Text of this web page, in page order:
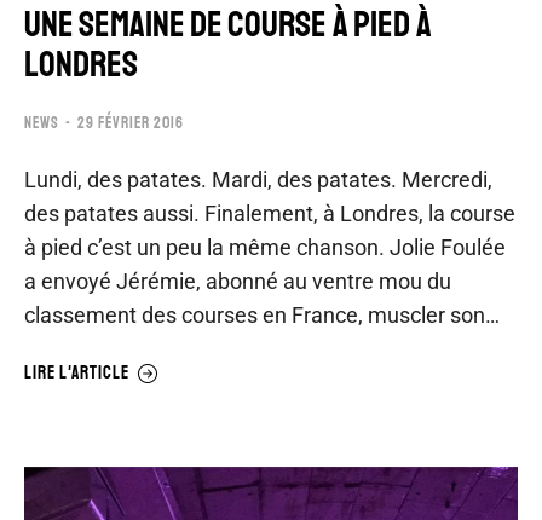
UNE SEMAINE DE COURSE À PIED À
LONDRES
NEWS 29 FÉVRIER 2016
Lundi, des patates. Mardi, des patates. Mercredi,
des patates aussi. Finalement, à Londres, la course
à pied c’est un peu la même chanson. Jolie Foulée
a envoyé Jérémie, abonné au ventre mou du
classement des courses en France, muscler son…
LIRE L'ARTICLE